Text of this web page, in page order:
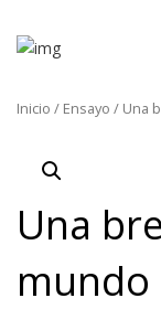
Inicio / Ensayo / Una
Una
mundo